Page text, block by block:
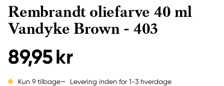
Rembrandt oliefarve 40 ml
Vandyke Brown - 403
89,95 kr
Kun 9 tilbage Levering inden for 1-3 hverdage